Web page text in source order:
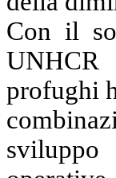
Con il
UNHCR
profughi
sviluppo